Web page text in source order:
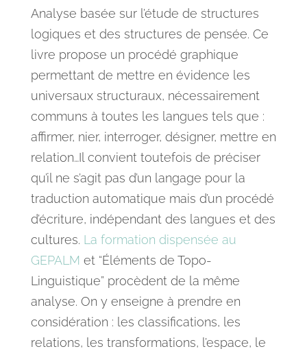
Analyse basée sur l’étude de structures
logiques et des structures de pensée. Ce
livre propose un procédé graphique
permettant de mettre en évidence les
universaux structuraux, nécessairement
communs à toutes les langues tels que :
affirmer, nier, interroger, désigner, mettre en
relation…Il convient toutefois de préciser
qu’il ne s’agit pas d’un langage pour la
traduction automatique mais d’un procédé
d’écriture, indépendant des langues et des
cultures. La formation dispensée au
GEPALM et “Éléments de Topo-
Linguistique” procèdent de la même
analyse. On y enseigne à prendre en
considération : les classifications, les
relations, les transformations, l’espace, le